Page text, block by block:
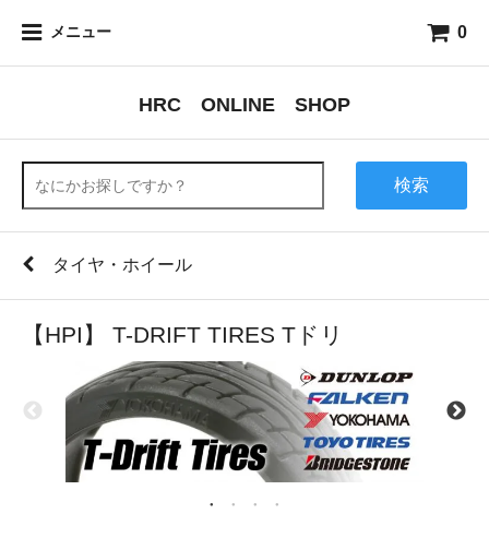
メニュー 0
HRC ONLINE SHOP
検索
タイヤ・ホイール
【HPI】 T-DRIFT TIRES Tドリ